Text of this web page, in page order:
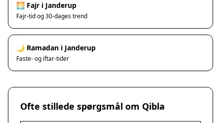
Haslev
Kalundborg
Korsør
Nykøbing Sjælland
🌅 Fajr i Janderup
Fajr-tid og 30-dages trend
🌙 Ramadan i Janderup
Faste- og iftar-tider
Ofte stillede spørgsmål om Qibla